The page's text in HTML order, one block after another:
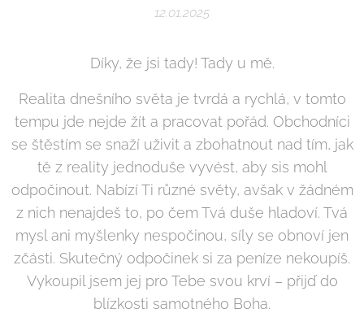
12.01.2025
Díky, že jsi tady! Tady u mě.
Realita dnešního světa je tvrdá a rychlá, v tomto
tempu jde nejde žít a pracovat pořád. Obchodníci
se štěstím se snaží uživit a zbohatnout nad tím, jak
tě z reality jednoduše vyvést, aby sis mohl
odpočinout. Nabízí Ti různé světy, avšak v žádném
z nich nenajdeš to, po čem Tvá duše hladoví. Tvá
mysl ani myšlenky nespočinou, síly se obnoví jen
zčásti. Skutečný odpočinek si za peníze nekoupíš.
Vykoupil jsem jej pro Tebe svou krví – přijď do
blízkosti samotného Boha.